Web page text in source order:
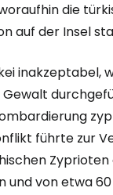
die
auf der Insel
inakzeptabel,
führte zur
Zyprioten
und von etwa